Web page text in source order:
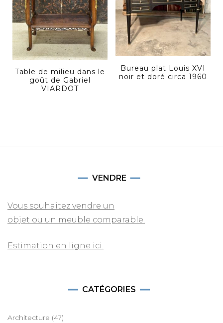
Table de milieu dans le
goût de Gabriel
VIARDOT
Bureau plat Louis XVI
noir et doré circa 1960
VENDRE
Vous souhaitez vendre un
objet ou un meuble comparable.
Estimation en ligne ici.
CATÉGORIES
Architecture (47)